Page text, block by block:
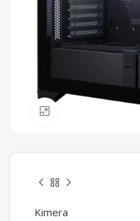
Kimera